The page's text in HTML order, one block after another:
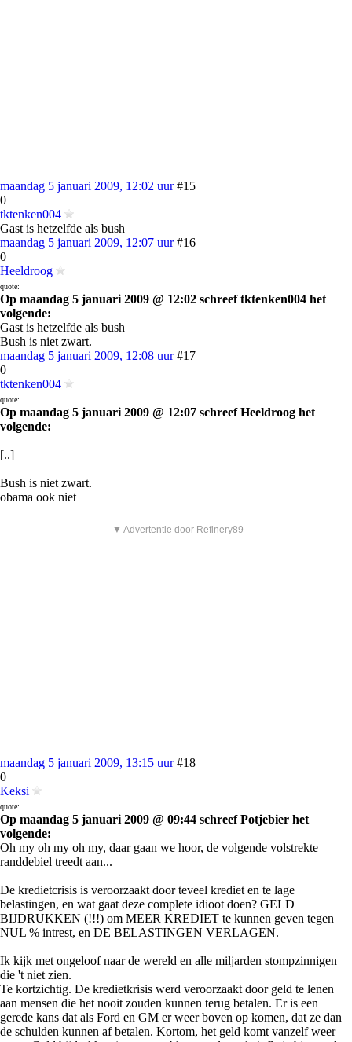
maandag 5 januari 2009, 12:02 uur #15
0
tktenken004
Gast is hetzelfde als bush
maandag 5 januari 2009, 12:07 uur #16
0
Heeldroog
quote:
Op maandag 5 januari 2009 @ 12:02 schreef tktenken004 het
volgende:
Gast is hetzelfde als bush
Bush is niet zwart.
maandag 5 januari 2009, 12:08 uur #17
0
tktenken004
quote:
Op maandag 5 januari 2009 @ 12:07 schreef Heeldroog het
volgende:
[..]
Bush is niet zwart.
obama ook niet
▼ Advertentie door Refinery89
maandag 5 januari 2009, 13:15 uur #18
0
Keksi
quote:
Op maandag 5 januari 2009 @ 09:44 schreef Potjebier het
volgende:
Oh my oh my oh my, daar gaan we hoor, de volgende volstrekte
randdebiel treedt aan...
De kredietcrisis is veroorzaakt door teveel krediet en te lage
belastingen, en wat gaat deze complete idioot doen? GELD
BIJDRUKKEN (!!!) om MEER KREDIET te kunnen geven tegen
NUL % intrest, en DE BELASTINGEN VERLAGEN.
Ik kijk met ongeloof naar de wereld en alle miljarden stompzinnigen
die 't niet zien.
Te kortzichtig. De kredietkrisis werd veroorzaakt door geld te lenen
aan mensen die het nooit zouden kunnen terug betalen. Er is een
gerede kans dat als Ford en GM er weer boven op komen, dat ze dan
de schulden kunnen af betalen. Kortom, het geld komt vanzelf weer